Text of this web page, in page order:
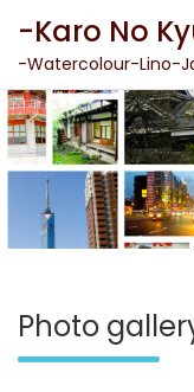
content
-Karo No
-Watercolour-Lino-
Photo